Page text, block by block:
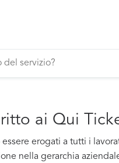
ai Qui
essere erogati a tutti i
nella gerarchia